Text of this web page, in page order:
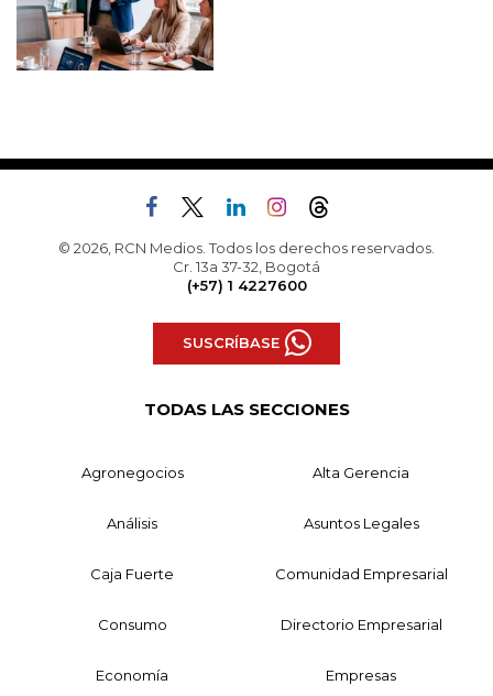
© 2026, RCN Medios. Todos los derechos reservados.
Cr. 13a 37-32, Bogotá
(+57) 1 4227600
SUSCRÍBASE
TODAS LAS SECCIONES
Agronegocios Alta Gerencia
Análisis Asuntos Legales
Caja Fuerte Comunidad Empresarial
Consumo Directorio Empresarial
Economía Empresas